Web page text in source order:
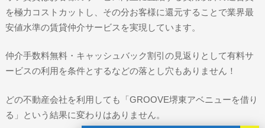
を極力コストカットし、その分お客様に還元することで業界最
安値水準の賃貸仲介サービスを実現しています。
仲介手数料無料・キャッシュバック割引の見返りとして有料サ
ービスの利用を条件とするなどの落とし穴もありません！
どの不動産会社を利用しても「GROOVE堺東アベニューを借り
る」という結果に変わりはありません。